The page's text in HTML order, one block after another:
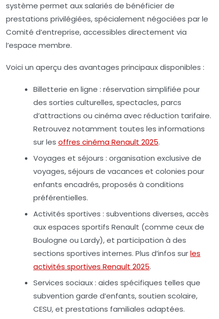
système permet aux salariés de bénéficier de
prestations privilégiées, spécialement négociées par le
Comité d’entreprise, accessibles directement via
l’espace membre.
Voici un aperçu des avantages principaux disponibles :
Billetterie en ligne : réservation simplifiée pour
des sorties culturelles, spectacles, parcs
d’attractions ou cinéma avec réduction tarifaire.
Retrouvez notamment toutes les informations
sur les offres cinéma Renault 2025.
Voyages et séjours : organisation exclusive de
voyages, séjours de vacances et colonies pour
enfants encadrés, proposés à conditions
préférentielles.
Activités sportives : subventions diverses, accès
aux espaces sportifs Renault (comme ceux de
Boulogne ou Lardy), et participation à des
sections sportives internes. Plus d’infos surles
activités sportives Renault 2025.
Services sociaux: aides spécifiques telles que
subvention garde d’enfants, soutien scolaire,
CESU, et prestations familiales adaptées.